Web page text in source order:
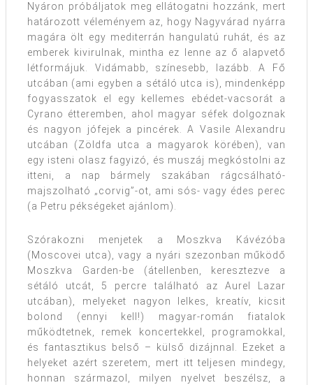
Nyáron próbáljatok meg ellátogatni hozzánk, mert
határozott véleményem az, hogy Nagyvárad nyárra
magára ölt egy mediterrán hangulatú ruhát, és az
emberek kivirulnak, mintha ez lenne az ő alapvető
létformájuk. Vidámabb, színesebb, lazább. A Fő
utcában (ami egyben a sétáló utca is), mindenképp
fogyasszatok el egy kellemes ebédet-vacsorát a
Cyrano étteremben, ahol magyar séfek dolgoznak
és nagyon jófejek a pincérek. A Vasile Alexandru
utcában (Zöldfa utca a magyarok körében), van
egy isteni olasz fagyizó, és muszáj megkóstolni az
itteni, a nap bármely szakában rágcsálható-
majszolható „corvig”-ot, ami sós- vagy édes perec
(a Petru pékségeket ajánlom).
Szórakozni menjetek a Moszkva Kávézóba
(Moscovei utca), vagy a nyári szezonban működő
Moszkva Garden-be (átellenben, keresztezve a
sétáló utcát, 5 percre található az Aurel Lazar
utcában), melyeket nagyon lelkes, kreatív, kicsit
bolond (ennyi kell!) magyar-román fiatalok
működtetnek, remek koncertekkel, programokkal,
és fantasztikus belső – külső dizájnnal. Ezeket a
helyeket azért szeretem, mert itt teljesen mindegy,
honnan származol, milyen nyelvet beszélsz, a